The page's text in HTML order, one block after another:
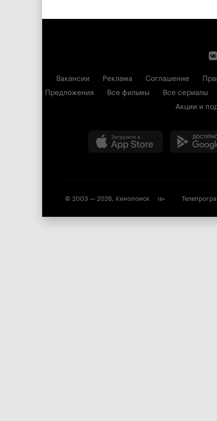
Вакансии Реклама Соглашение
Предложения
Все фильмы
Все сериалы
Акции и
© 2003 — 2026, Кинопоиск 18+